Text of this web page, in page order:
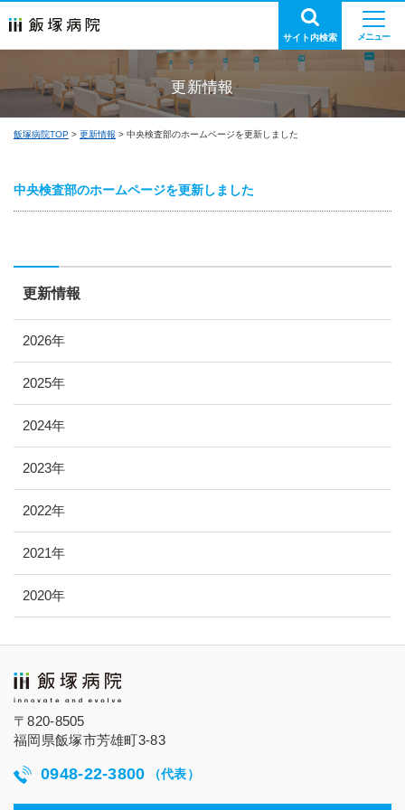
サイト内検索
更新情報
飯塚病院TOP 更新情報 中央検査部のホームページを更新しました
中央検査部のホームページを更新しました
更新情報
2026年
2025年
2024年
2023年
2022年
2021年
2020年
〒820-8505
福岡県飯塚市芳雄町3-83
0948-22-3800 （代表）